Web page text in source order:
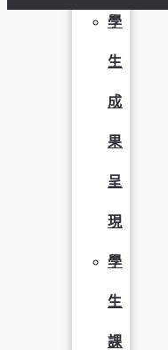
學
生
成
果
呈
現
學
生
課